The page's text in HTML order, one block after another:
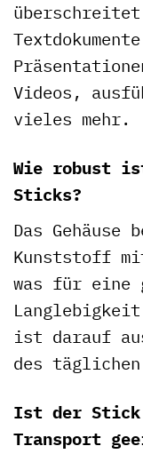
Videos,
vieles mehr.
Wie robust ist
Sticks?
Das Gehäuse
Kunststoff
was für eine
ist darauf
des täglichen
Ist der Stick
Transport